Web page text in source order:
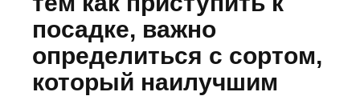
посадке, важно
определиться с сортом,
который наилучшим